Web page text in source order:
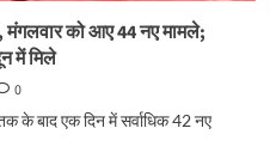
मंगलवार को आए 44 नए मामले;
में मिले
0
के बाद एक दिन में सर्वाधिक 42 नए